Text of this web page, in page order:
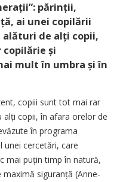
părinții,
ai unei copilării
alături de alți copii,
copilărie și
mult în umbra și în
copiii sunt tot mai rar
alți copii, în afara orelor de
în programa
cercetări, care
mai puțin timp în natură,
siguranță (Anne-